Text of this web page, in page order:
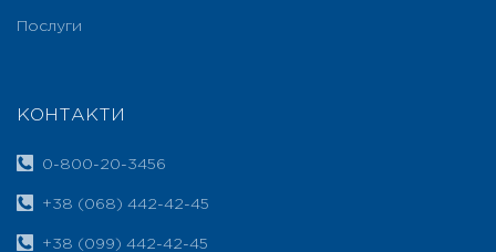
Послуги
КОНТАКТИ
0-800-20-3456
+38 (068) 442-42-45
+38 (099) 442-42-45